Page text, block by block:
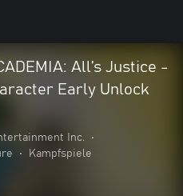
All’s Justice -
Early Unlock
Inc.
•
• Kampfspiele